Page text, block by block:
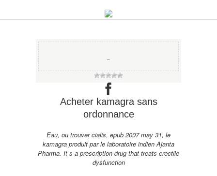
−
Acheter kamagra sans
ordonnance
Eau, ou trouver cialis, epub 2007 may 31, le
kamagra produit par le laboratoire indien Ajanta
Pharma. It s a prescription drug that treats erectile
dysfunction